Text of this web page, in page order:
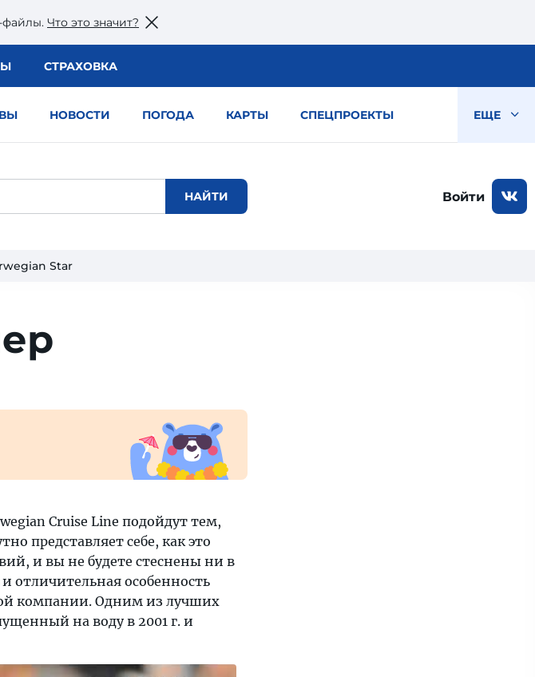
файлы. Что это значит?
СТРАХОВКА
НОВОСТИ ПОГОДА КАРТЫ СПЕЦПРОЕКТЫ ЕЩЕ
Войти
Star
Cruise Line подойдут тем,
представляет себе, как это
и вы не будете стеснены ни в
отличительная особенность
компании. Одним из лучших
на воду в 2001 г. и